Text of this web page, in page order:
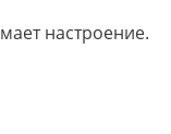
настроение.